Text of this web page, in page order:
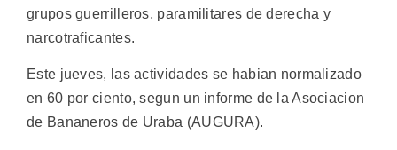
grupos guerrilleros, paramilitares de derecha y
narcotraficantes.
Este jueves, las actividades se habian normalizado
en 60 por ciento, segun un informe de la Asociacion
de Bananeros de Uraba (AUGURA).